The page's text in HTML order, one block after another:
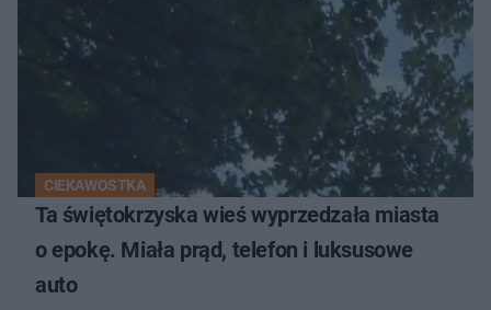
CIEKAWOSTKA
Ta świętokrzyska wieś wyprzedzała miasta
o epokę. Miała prąd, telefon i luksusowe
auto